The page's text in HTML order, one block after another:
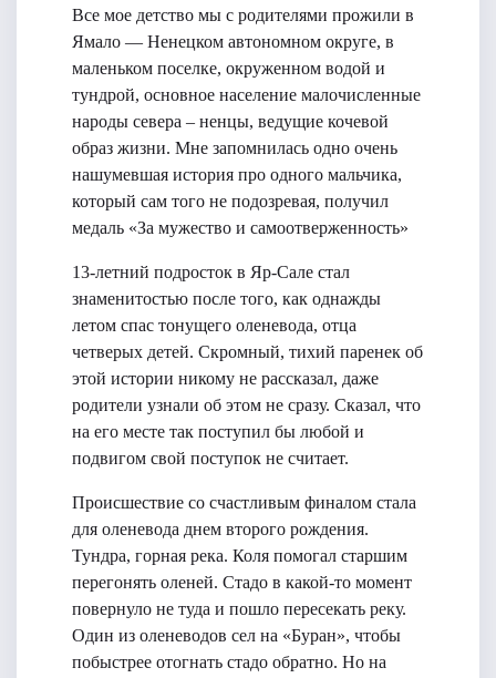
Все мое детство мы с родителями прожили в
Ямало — Ненецком автономном округе, в
маленьком поселке, окруженном водой и
тундрой, основное население малочисленные
народы севера – ненцы, ведущие кочевой
образ жизни. Мне запомнилась одно очень
нашумевшая история про одного мальчика,
который сам того не подозревая, получил
медаль «За мужество и самоотверженность»
13-летний подросток в Яр-Сале стал
знаменитостью после того, как однажды
летом спас тонущего оленевода, отца
четверых детей. Скромный, тихий паренек об
этой истории никому не рассказал, даже
родители узнали об этом не сразу. Сказал, что
на его месте так поступил бы любой и
подвигом свой поступок не считает.
Происшествие со счастливым финалом стала
для оленевода днем второго рождения.
Тундра, горная река. Коля помогал старшим
перегонять оленей. Стадо в какой-то момент
повернуло не туда и пошло пересекать реку.
Один из оленеводов сел на «Буран», чтобы
побыстрее отогнать стадо обратно. Но на